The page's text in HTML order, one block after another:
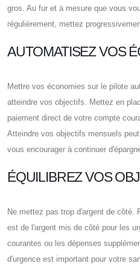
gros. Au fur et à mesure que vous
régulièrement, mettez
AUTOMATISEZ VOS
Mettre vos économies sur le pilote
atteindre vos objectifs. Mettez en
paiement direct de votre compte
Atteindre vos objectifs mensuels
vous encourager à continuer
ÉQUILIBREZ VOS
Ne mettez pas trop d'argent de côté.
est de l'argent mis de côté pour les
courantes ou les dépenses
d'urgence est important pour votre